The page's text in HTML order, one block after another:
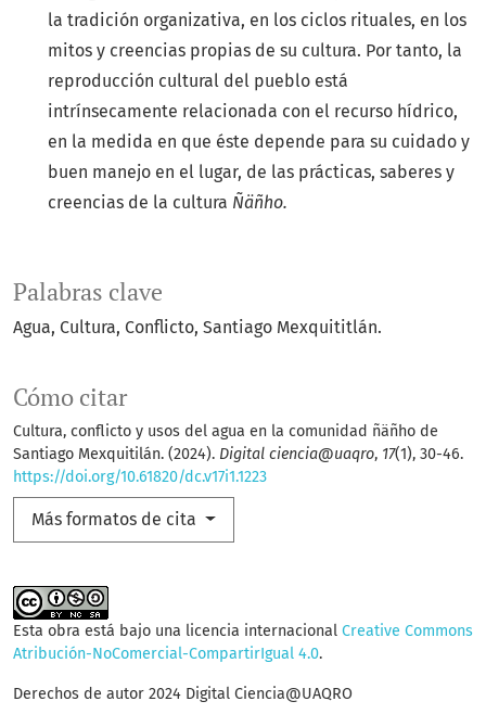
Palabras clave
Agua, Cultura, Conflicto, Santiago Mexquititlán.
Cómo citar
Cultura, conflicto y usos del agua en la comunidad ñäñho de
Santiago Mexquitilán. (2024). Digital ciencia@uaqro, 17(1), 30-46.
https://doi.org/10.61820/dc.v17i1.1223
Más formatos de cita
la tradición organizativa, en los ciclos rituales, en los
mitos y creencias propias de su cultura. Por tanto, la
reproducción cultural del pueblo está
intrínsecamente relacionada con el recurso hídrico,
en la medida en que éste depende para su cuidado y
buen manejo en el lugar, de las prácticas, saberes y
creencias de la cultura Ñäñho.
Esta obra está bajo una licencia internacional Creative Commons
Atribución-NoComercial-CompartirIgual 4.0.
Derechos de autor 2024 Digital Ciencia@UAQRO